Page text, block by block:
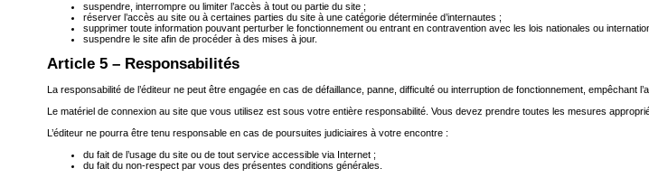
suspendre, interrompre ou limiter l’accès à tout ou partie du site ;
réserver l’accès au site ou à certaines parties du site à une catégorie déterminée d’internautes ;
supprimer toute information pouvant perturber le fonctionnement ou entrant en contravention avec les lois nationales ou
suspendre le site afin de procéder à des mises à jour.
Article 5 – Responsabilités
La responsabilité de l’éditeur ne peut être engagée en cas de défaillance, panne, difficulté ou interruption de fonctionnement, empêchant
Le matériel de connexion au site que vous utilisez est sous votre entière responsabilité. Vous devez prendre toutes les mesures
L’éditeur ne pourra être tenu responsable en cas de poursuites judiciaires à votre encontre :
du fait de l’usage du site ou de tout service accessible via Internet ;
du fait du non-respect par vous des présentes conditions générales.